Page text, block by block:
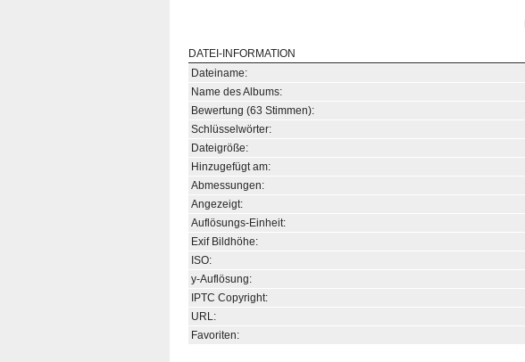
DATEI-INFORMATION
Dateiname:
Name des Albums:
Bewertung (63 Stimmen):
Schlüsselwörter:
Dateigröße:
Hinzugefügt am:
Abmessungen:
Angezeigt:
Auflösungs-Einheit:
Exif Bildhöhe:
ISO:
y-Auflösung:
IPTC Copyright:
URL:
Favoriten: